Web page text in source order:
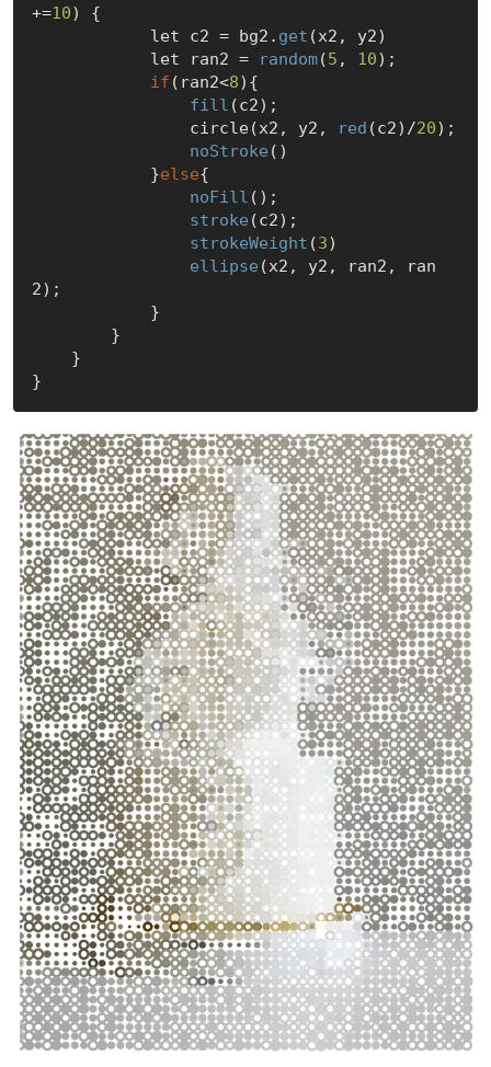
+=10) {
            let c2 = bg2.
get (x2, y2)
            let ran2 =
random(5 , 10);
if (ran2<8){
fill (c2);
                circle(x2, y2,
red (c2)/20);
noStroke ()
            }
else{
noFill ();
stroke (c2);
strokeWeight (3)
ellipse (x2, y2, ran2, ran
2);